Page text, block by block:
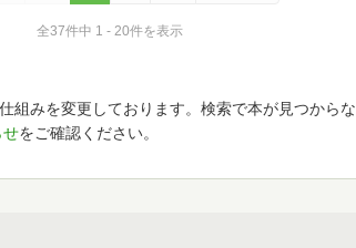
全37件中 1 - 20件を表示
組みを変更しております。検索で本が見つから
せをご確認ください。